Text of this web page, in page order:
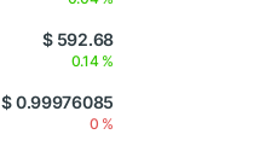
$ 592.68
0.14 %
$ 0.99976085
0 %